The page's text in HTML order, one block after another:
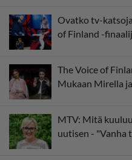
Ovatko tv-
of Finland -
The Voice of
Mukaan Mirella
MTV: Mitä
uutisen - "Vanha